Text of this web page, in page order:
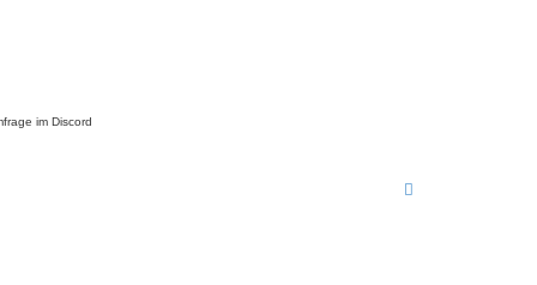
im Discord